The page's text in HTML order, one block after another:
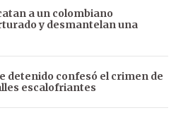
a un colombiano
y desmantelan una
detenido confesó el crimen de
escalofriantes